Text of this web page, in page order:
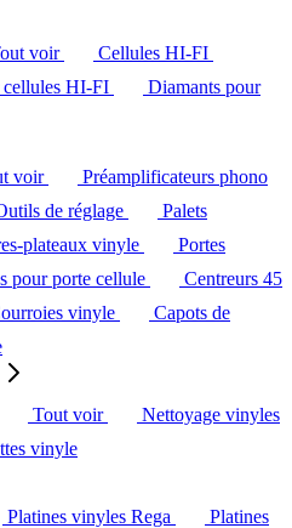
voir
Cellules HI-FI
cellules HI-FI
Diamants pour
voir
Préamplificateurs phono
de réglage
Palets
plateaux vinyle
Portes
pour porte cellule
Centreurs 45
vinyle
Capots de
Tout voir
Nettoyage vinyles
vinyle
Platines vinyles Rega
Platines